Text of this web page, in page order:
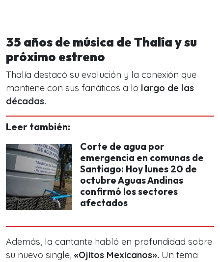
35 años de música de Thalía y su
próximo estreno
Thalía destacó su evolución y la conexión que
mantiene con sus fanáticos a lo largo de las
décadas.
Leer también:
Corte de agua por
emergencia en comunas de
Santiago: Hoy lunes 20 de
octubre Aguas Andinas
confirmó los sectores
afectados
Además, la cantante habló en profundidad sobre
su nuevo single, «Ojitos Mexicanos». Un tema